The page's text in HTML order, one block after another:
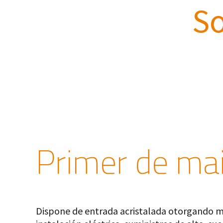
Primer de
Dispone de entrada acristalada otorgando